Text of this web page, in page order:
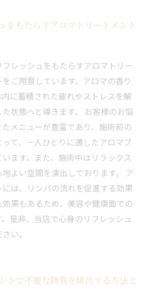
をもたらすアロマトリートメント
レッシュをもたらすアロマトリー
ご用意しています。アロマの香り
に蓄積された疲れやストレスを解
状態へと導きます。 お客様のお悩
メニューが豊富であり、施術前の
て、一人ひとりに適したアロマブ
ます。また、施術中はリラックス
よい空間を演出しております。 ア
は、リンパの流れを促進する効果
果もあるため、美容や健康面での
是非、当店で心身のリフレッシュ
い。
トで不要な物質を排出する方法と